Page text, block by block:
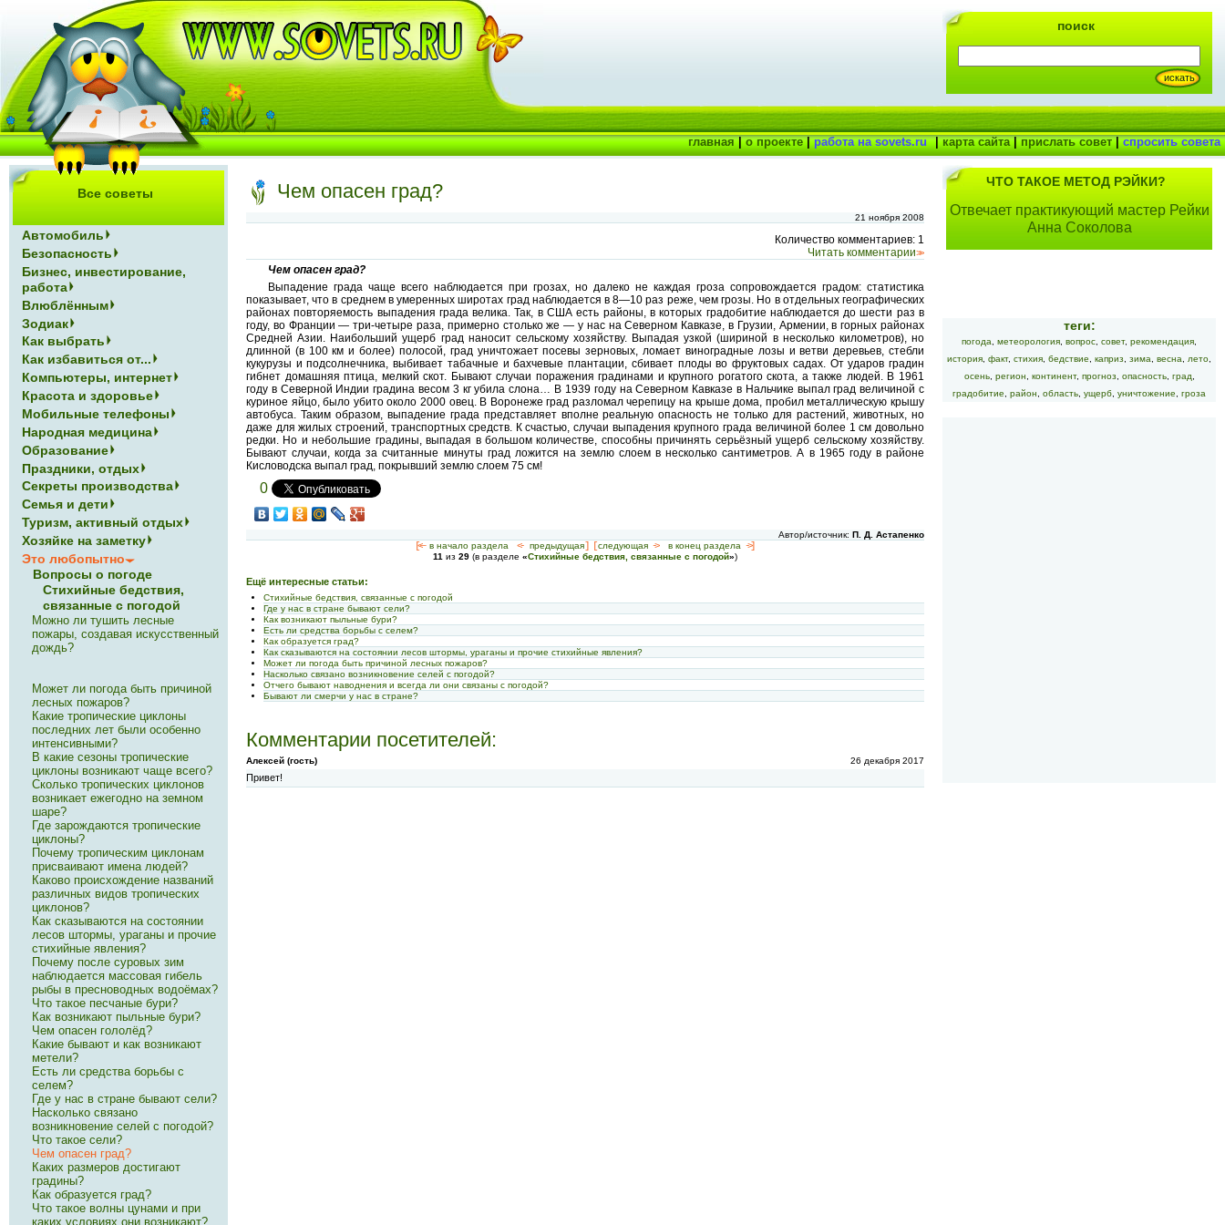
Чем опасен град?
21 ноября 2008
Количество комментариев: 1
Читать комментарии>>
Чем опасен град?
Выпадение града чаще всего наблюдается при грозах, но далеко не каждая гроза сопровождается градом: статистика
показывает, что в среднем в умеренных широтах град наблюдается в 8—10 раз реже, чем грозы. Но в отдельных географических
районах повторяемость выпадения града велика. Так, в США есть районы, в которых градобитие наблюдается до шести раз в
году, во Франции — три-четыре раза, примерно столько же — у нас на Северном Кавказе, в Грузии, Армении, в горных районах
Средней Азии. Наибольший ущерб град наносит сельскому хозяйству. Выпадая узкой (шириной в несколько километров), но
длинной (в 100 км и более) полосой, град уничтожает посевы зерновых, ломает виноградные лозы и ветви деревьев, стебли
кукурузы и подсолнечника, выбивает табачные и бахчевые плантации, сбивает плоды во фруктовых садах. От ударов градин
гибнет домашняя птица, мелкий скот. Бывают случаи поражения градинами и крупного рогатого скота, а также людей. В 1961
году в Северной Индии градина весом 3 кг убила слона… В 1939 году на Северном Кавказе в Нальчике выпал град величиной с
куриное яйцо, было убито около 2000 овец. В Воронеже град разломал черепицу на крыше дома, пробил металлическую крышу
автобуса. Таким образом, выпадение града представляет вполне реальную опасность не только для растений, животных, но
даже для жилых строений, транспортных средств. К счастью, случаи выпадения крупного града величиной более 1 см довольно
редки. Но и небольшие градины, выпадая в большом количестве, способны причинять серьёзный ущерб сельскому хозяйству.
Бывают случаи, когда за считанные минуты град ложится на землю слоем в несколько сантиметров. А в 1965 году в районе
Кисловодска выпал град, покрывший землю слоем 75 см!
0
Автор/источник: П. Д. Астапенко
[<— в начало раздела <- предыдущая] [ следующая -> в конец раздела ->]
11 из 29 (в разделе «Стихийные бедствия, связанные с погодой»)
Ещё интересные статьи:
Стихийные бедствия, связанные с погодой
Где у нас в стране бывают сели?
Как возникают пыльные бури?
Есть ли средства борьбы с селем?
Как образуется град?
Как сказываются на состоянии лесов штормы, ураганы и прочие стихийные явления?
Может ли погода быть причиной лесных пожаров?
Насколько связано возникновение селей с погодой?
Отчего бывают наводнения и всегда ли они связаны с погодой?
Бывают ли смерчи у нас в стране?
Комментарии посетителей:
Алексей (гость) 26 декабря 2017
Привет!
Все советы
Автомобиль
Безопасность
Бизнес, инвестирование,
работа
Влюблённым
Зодиак
Как выбрать
Как избавиться от...
Компьютеры, интернет
Красота и здоровье
Мобильные телефоны
Народная медицина
Образование
Праздники, отдых
Секреты производства
Семья и дети
Туризм, активный отдых
Хозяйке на заметку
Это любопытно
Вопросы о погоде
Стихийные бедствия,
связанные с погодой
Можно ли тушить лесные
пожары, создавая искусственный
дождь?
Может ли погода быть причиной
лесных пожаров?
Какие тропические циклоны
последних лет были особенно
интенсивными?
В какие сезоны тропические
циклоны возникают чаще всего?
Сколько тропических циклонов
возникает ежегодно на земном
шаре?
Где зарождаются тропические
циклоны?
Почему тропическим циклонам
присваивают имена людей?
Каково происхождение названий
различных видов тропических
циклонов?
Как сказываются на состоянии
лесов штормы, ураганы и прочие
стихийные явления?
Почему после суровых зим
наблюдается массовая гибель
рыбы в пресноводных водоёмах?
Что такое песчаные бури?
Как возникают пыльные бури?
Чем опасен гололёд?
Какие бывают и как возникают
метели?
Есть ли средства борьбы с
селем?
Где у нас в стране бывают сели?
Насколько связано
возникновение селей с погодой?
Что такое сели?
Чем опасен град?
Каких размеров достигают
градины?
Как образуется град?
Что такое волны цунами и при
каких условиях они возникают?
ЧТО ТАКОЕ МЕТОД РЭЙКИ?
Отвечает практикующий мастер Рейки
Анна Соколова
теги:
погода метеорология вопрос совет, рекомендация
история факт, стихия бедствие каприз зима весна лето
осень, регион континент, прогноз, опасность, град
градобитие
район область ущерб уничтожение гроза
поиск
главная|о проекте|работа на sovets.ru |карта сайта|прислать совет|спросить совета